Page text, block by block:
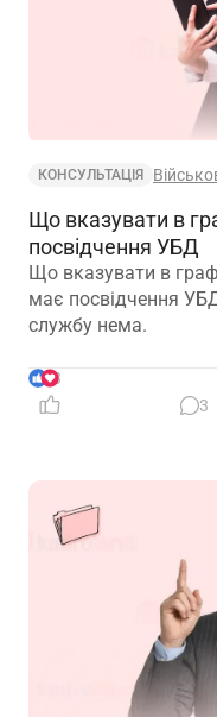
КОНСУЛЬТАЦІЯ
Що вказувати в
посвідчення УБД
Що вказувати в
має посвідчення
службу нема.
3
3